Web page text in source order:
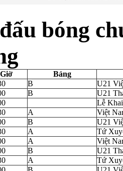
bóng
Giờ
Bảng
B
U21
B
U21
Lễ
A
Việt
B
U21
A
Tứ
A
Việt
B
U21
A
Tứ